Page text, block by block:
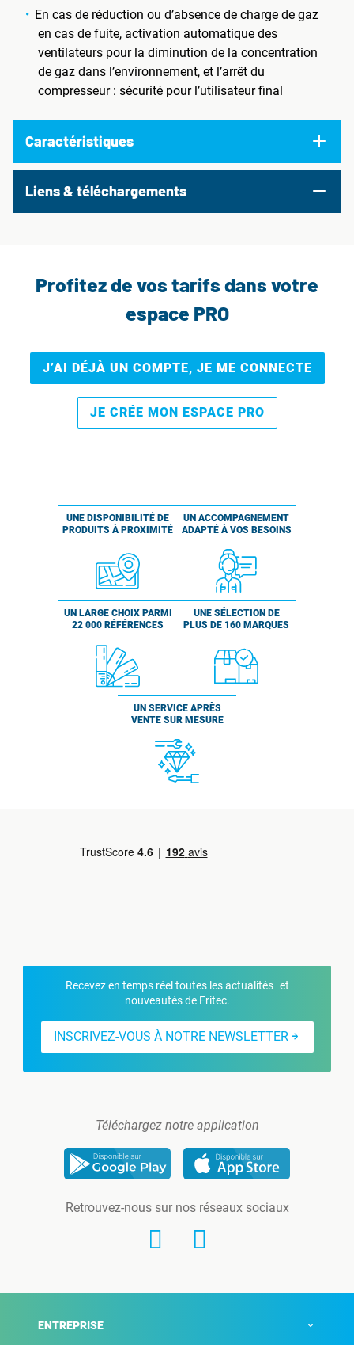
En cas de réduction ou d’absence de charge de gaz
en cas de fuite, activation automatique des
ventilateurs pour la diminution de la concentration
de gaz dans l’environnement, et l’arrêt du
compresseur : sécurité pour l’utilisateur final
Caractéristiques
Liens & téléchargements
Profitez de vos tarifs dans votre
espace PRO
J’AI DÉJÀ UN COMPTE, JE ME CONNECTE
JE CRÉE MON ESPACE PRO
UNE DISPONIBILITÉ DE
PRODUITS À PROXIMITÉ
UN ACCOMPAGNEMENT
ADAPTÉ À VOS BESOINS
UN LARGE CHOIX PARMI
22 000 RÉFÉRENCES
UNE SÉLECTION DE
PLUS DE 160 MARQUES
UN SERVICE APRÈS
VENTE SUR MESURE
Recevez en temps réel toutes les actualités et
nouveautés de Fritec.
INSCRIVEZ-VOUS À NOTRE NEWSLETTER
Téléchargez notre application
Retrouvez-nous sur nos réseaux sociaux
ENTREPRISE